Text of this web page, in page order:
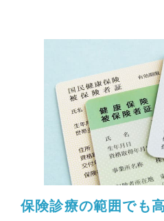
保険診療の範囲でも